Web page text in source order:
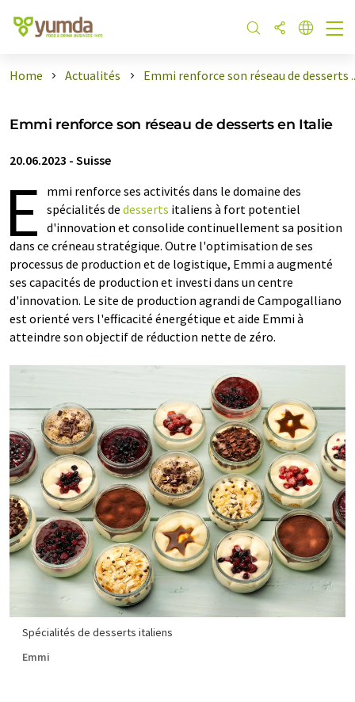
Home Actualités Emmi renforce son réseau de desserts
Emmi renforce son réseau de desserts en Italie
20.06.2023 - Suisse
E
mmi renforce ses activités dans le domaine des
spécialités de desserts italiens à fort potentiel
d'innovation et consolide continuellement sa position
dans ce créneau stratégique. Outre l'optimisation de ses
processus de production et de logistique, Emmi a augmenté
ses capacités de production et investi dans un centre
d'innovation. Le site de production agrandi de Campogalliano
est orienté vers l'efficacité énergétique et aide Emmi à
atteindre son objectif de réduction nette de zéro.
Spécialités de desserts italiens
Emmi